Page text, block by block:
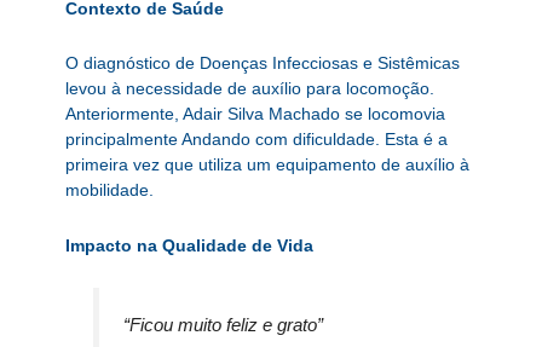
Contexto de Saúde
O diagnóstico de Doenças Infecciosas e Sistêmicas
levou à necessidade de auxílio para locomoção.
Anteriormente, Adair Silva Machado se locomovia
principalmente Andando com dificuldade. Esta é a
primeira vez que utiliza um equipamento de auxílio à
mobilidade.
Impacto na Qualidade de Vida
“Ficou muito feliz e grato”